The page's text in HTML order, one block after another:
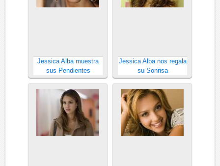
Jessica Alba muestra
sus Pendientes
Jessica Alba nos regala
su Sonrisa